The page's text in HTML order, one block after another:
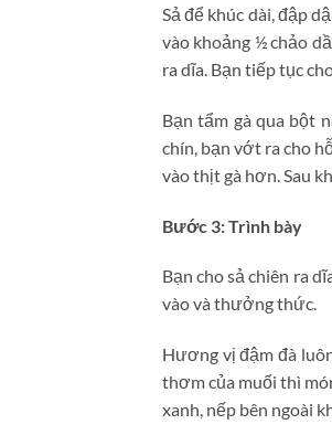
Sả để khúc dài, đập
vào khoảng ½ chảo
ra dĩa. Bạn tiếp tục
Bạn tẩm gà qua bột
chín, bạn vớt ra cho
vào thịt gà hơn. Sau
Bước 3: Trình bày
Bạn cho sả chiên ra
vào và thưởng thức.
Hương vị đậm đà
thơm của muối thì
xanh, nếp bên ngoài